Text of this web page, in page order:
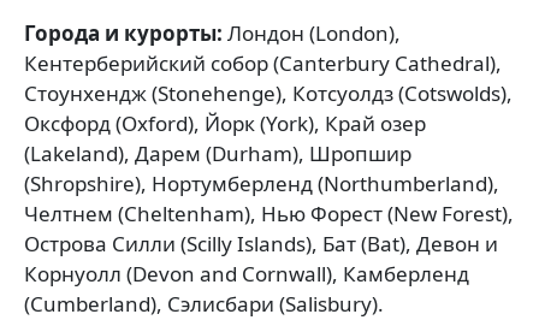
Города и курорты: Лондон (London),
Кентерберийский собор (Canterbury Cathedral),
Стоунхендж (Stonehenge), Котсуолдз (Cotswolds),
Оксфорд (Oxford), Йорк (York), Край озер
(Lakeland), Дарем (Durham), Шропшир
(Shropshire), Нортумберленд (Northumberland),
Челтнем (Cheltenham), Нью Форест (New Forest),
Острова Силли (Scilly Islands), Бат (Bat), Девон и
Корнуолл (Devon and Cornwall), Камберленд
(Cumberland), Сэлисбари (Salisbury).